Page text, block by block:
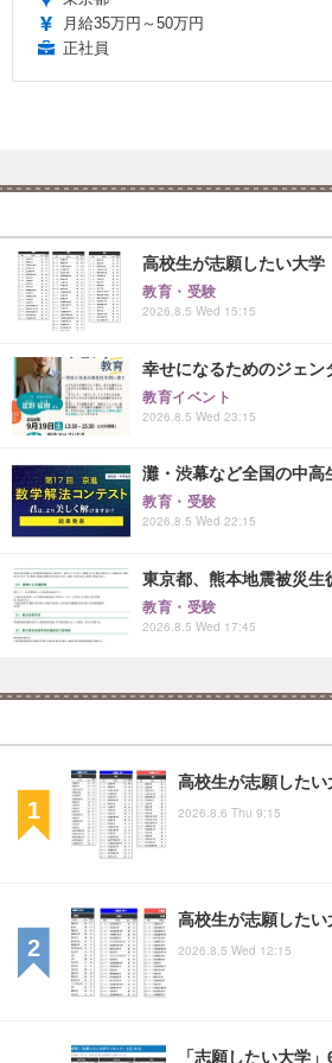
月給35万円～50万円
正社員
高校生が志願したい大
教育・受験
2026.8.5 Wed 15:15
幸せになるためのジェ
教育イベント
2026.8.5 Wed 23:15
灘・渋幕など全国の中
教育・受験
2026.8.5 Wed 22:15
東京都、熊本地震被災
教育・受験
2026.8.5 Wed 17:45
高校生が志願した
2026.8.6 Thu 9:15
高校生が志願した
2026.8.5 Wed 12:15
「志願したい大学